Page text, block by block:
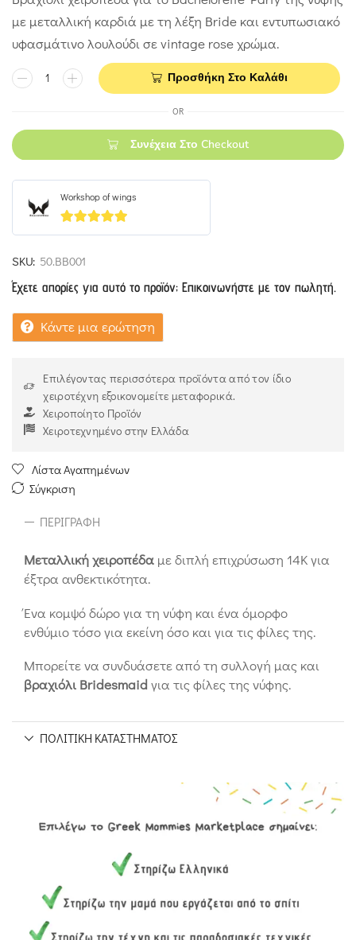
με μεταλλική καρδιά με τη λέξη Bride και εντυπωσιακό
υφασμάτινο λουλούδι σε vintage rose χρώμα.
Προσθήκη Στο Καλάθι
OR
Συνέχεια Στο Checkout
Workshop of wings
5out of 5
SKU: 50.BB001
Έχετε απορίες για αυτό το προϊόν; Επικοινωνήστε με τον πωλητή.
Κάντε μια ερώτηση
Επιλέγοντας περισσότερα προϊόντα από τον ίδιο
χειροτέχνη εξοικονομείτε μεταφορικά.
Χειροποίητο Προϊόν
Χειροτεχνημένο στην Ελλάδα
Λίστα Αγαπημένων
Σύγκριση
ΠΕΡΙΓΡΑΦΉ
Μεταλλική χειροπέδα με διπλή επιχρύσωση 14K για
έξτρα ανθεκτικότητα.
Ένα κομψό δώρο για τη νύφη και ένα όμορφο
ενθύμιο τόσο για εκείνη όσο και για τις φίλες της.
Μπορείτε να συνδυάσετε από τη συλλογή μας και
βραχιόλι Bridesmaidγια τις φίλες της νύφης.
ΠΟΛΙΤΙΚΉ ΚΑΤΑΣΤΉΜΑΤΟΣ